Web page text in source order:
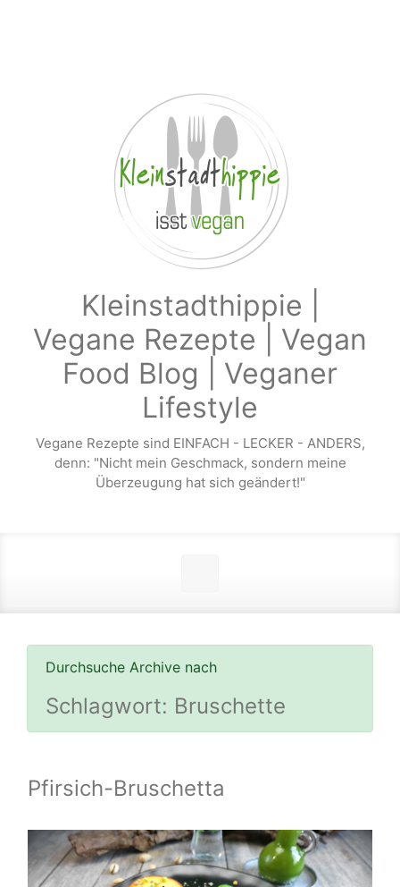
Kleinstadthippie |
Vegane Rezepte | Vegan
Food Blog | Veganer
Lifestyle
Vegane Rezepte sind EINFACH - LECKER - ANDERS,
denn: "Nicht mein Geschmack, sondern meine
Überzeugung hat sich geändert!"
Durchsuche Archive nach
Schlagwort: Bruschette
Pfirsich-Bruschetta